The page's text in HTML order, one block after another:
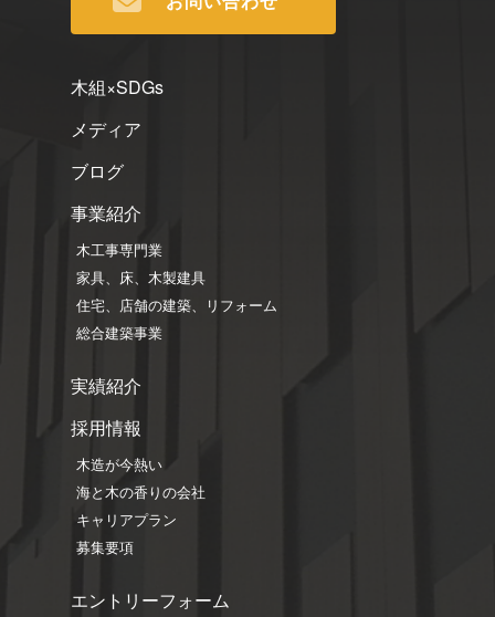
木組×SDGs
メディア
ブログ
事業紹介
木工事専門業
家具、床、木製建具
住宅、店舗の建築、リフォーム
総合建築事業
実績紹介
採用情報
木造が今熱い
海と木の香りの会社
キャリアプラン
募集要項
エントリーフォーム